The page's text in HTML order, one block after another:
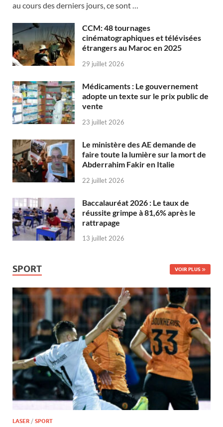
au cours des derniers jours, ce sont …
CCM: 48 tournages
cinématographiques et télévisées
étrangers au Maroc en 2025
29 juillet 2026
Médicaments : Le gouvernement
adopte un texte sur le prix public de
vente
23 juillet 2026
Le ministère des AE demande de
faire toute la lumière sur la mort de
Abderrahim Fakir en Italie
22 juillet 2026
Baccalauréat 2026 : Le taux de
réussite grimpe à 81,6% après le
rattrapage
13 juillet 2026
SPORT VOIR PLUS
LASER / SPORT